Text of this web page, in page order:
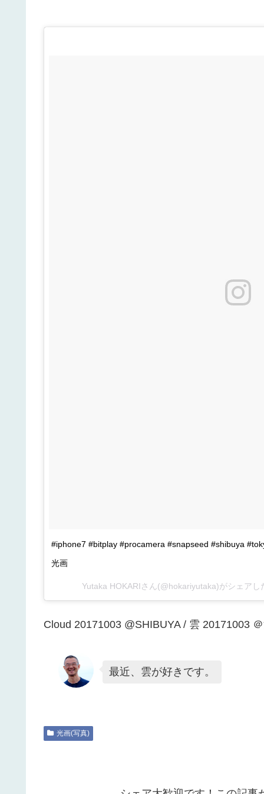
#iphone7 #bitplay #procamera #snapseed #shibuya
光画
Yutaka HOKARIさん(@hokariyutaka)がシェア
Cloud 20171003 @SHIBUYA / 雲 20171003
最近、雲が好きです。
光画(写真)